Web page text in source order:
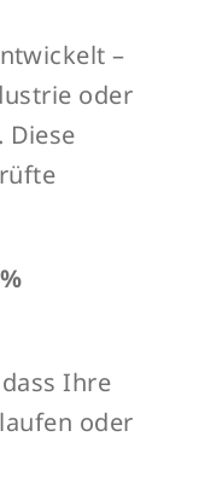
–
oder
Diese
Ihre
oder